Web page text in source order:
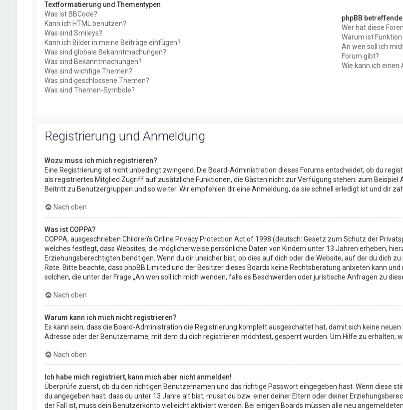
Textformatierung und Thementypen
Was ist BBCode?
Kann ich HTML benutzen?
Was sind Smileys?
Kann ich Bilder in meine Beiträge einfügen?
Was sind globale Bekanntmachungen?
Was sind Bekanntmachungen?
Was sind wichtige Themen?
Was sind geschlossene Themen?
Was sind Themen-Symbole?
phpBB
Wer hat diese
Warum ist
An wen soll ich
Forum gibt?
Wie kann ich
Registrierung und Anmeldung
Wozu muss ich mich registrieren?
Eine Registrierung ist nicht unbedingt zwingend. Die Board-Administration dieses Forums entscheidet, ob du
als registriertes Mitglied Zugriff auf zusätzliche Funktionen, die Gästen nicht zur Verfügung stehen: zum Beispiel
Beitritt zu Benutzergruppen und so weiter. Wir empfehlen dir eine Anmeldung, da sie schnell erledigt ist und dir
Nach oben
Was ist COPPA?
COPPA, ausgeschrieben Children’s Online Privacy Protection Act of 1998 (deutsch: Gesetz zum Schutz der
welches festlegt, dass Websites, die möglicherweise persönliche Daten von Kindern unter 13 Jahren erheben,
Erziehungsberechtigten benötigen. Wenn du dir unsicher bist, ob dies auf dich oder die Website, auf der du dich
Rate. Bitte beachte, dass phpBB Limited und der Besitzer dieses Boards keine Rechtsberatung anbieten kann
solchen, die unter der Frage „An wen soll ich mich wenden, falls es Beschwerden oder juristische Anfragen zu
Nach oben
Warum kann ich mich nicht registrieren?
Es kann sein, dass die Board-Administration die Registrierung komplett ausgeschaltet hat, damit sich keine
Adresse oder der Benutzername, mit dem du dich registrieren möchtest, gesperrt wurden. Um Hilfe zu erhalten,
Nach oben
Ich habe mich registriert, kann mich aber nicht anmelden!
Überprüfe zuerst, ob du den richtigen Benutzernamen und das richtige Passwort eingegeben hast. Wenn diese
du angegeben hast, dass du unter 13 Jahre alt bist, musst du bzw. einer deiner Eltern oder deiner
der Fall ist, muss dein Benutzerkonto vielleicht aktiviert werden. Bei einigen Boards müssen alle neu